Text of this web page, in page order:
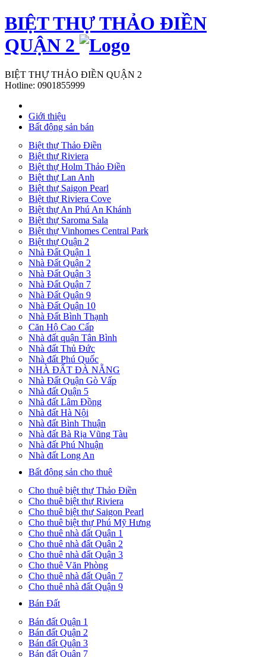
BIỆT THỰ THẢO ĐIỀN
QUẬN 2
BIỆT THỰ THẢO ĐIỀN QUẬN 2
Hotline: 0901855999
Giới thiệu
Bất động sản bán
Biệt thự Thảo Điền
Biệt thự Riviera
Biệt thự Holm Thảo Điền
Biệt thự Lan Anh
Biệt thự Saigon Pearl
Biệt thự Riviera Cove
Biệt thự An Phú An Khánh
Biệt thự Saroma Sala
Biệt thự Vinhomes Central Park
Biệt thự Quận 2
Nhà Đất Quận 1
Nhà Đất Quận 2
Nhà Đất Quận 3
Nhà Đất Quận 7
Nhà Đất Quận 9
Nhà Đất Quận 10
Nhà Đất Bình Thạnh
Căn Hộ Cao Cấp
Nhà đất quận Tân Bình
Nhà đất Thủ Đức
Nhà đất Phú Quốc
NHÀ ĐẤT ĐÀ NẴNG
Nhà Đất Quận Gò Vấp
Nhà đất Quận 5
Nhà đất Lâm Đồng
Nhà đất Hà Nội
Nhà đất Bình Thuận
Nhà đất Bà Rịa Vũng Tàu
Nhà đất Phú Nhuận
Nhà đất Long An
Bất động sản cho thuê
Cho thuê biệt thự Thảo Điền
Cho thuê biệt thự Riviera
Cho thuê biệt thự Saigon Pearl
Cho thuê biệt thự Phú Mỹ Hưng
Cho thuê nhà đất Quận 1
Cho thuê nhà đất Quận 2
Cho thuê nhà đất Quận 3
Cho thuê Văn Phòng
Cho thuê nhà đất Quận 7
Cho thuê nhà đất Quận 9
Bán Đất
Bán đất Quận 1
Bán đất Quận 2
Bán đất Quận 3
Bán đất Quận 7